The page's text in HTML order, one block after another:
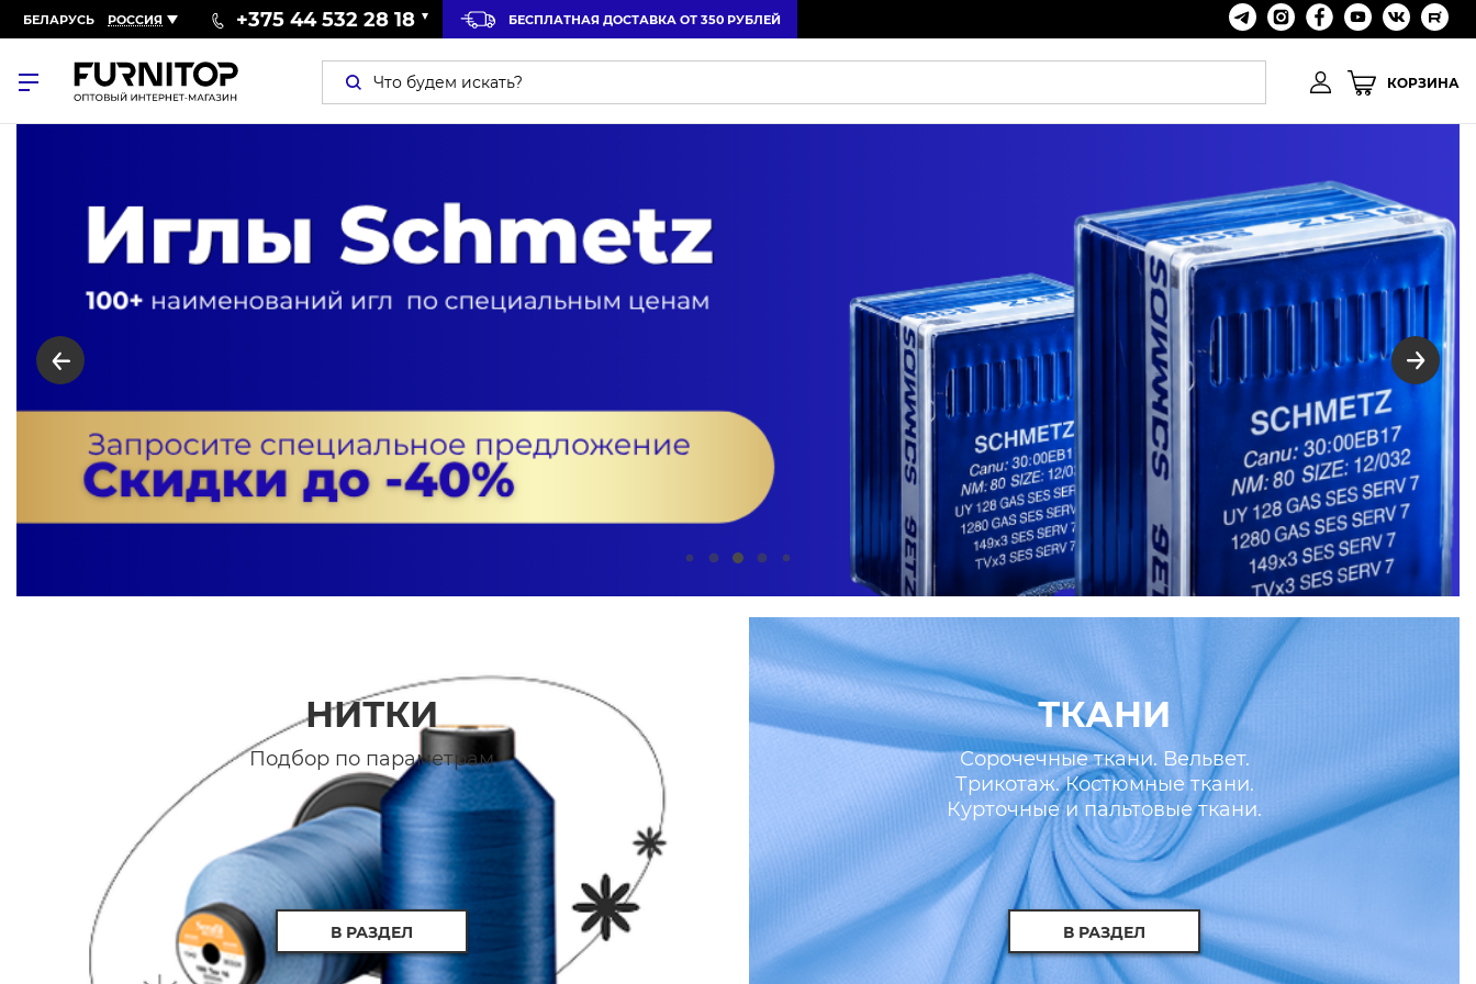
БЕЛАРУСЬ РОССИЯ +375 44 532 28 18 БЕСПЛАТНАЯ ДОСТАВКА ОТ 350 РУБЛЕЙ
КОРЗИНА
НИТКИ
Подбор по параметрам
В РАЗДЕЛ
ТКАНИ
Сорочечные ткани. Вельвет.
Трикотаж. Костюмные ткани.
Курточные и пальтовые ткани.
Искусственные кожа и мех.
В РАЗДЕЛ